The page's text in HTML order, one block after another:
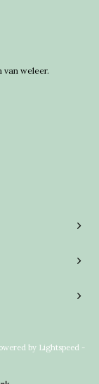
van weleer.
by Lightspeed -